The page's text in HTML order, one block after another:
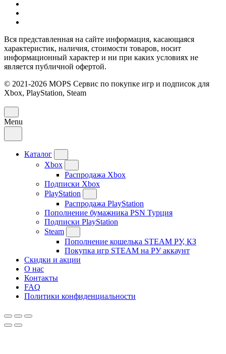
Вся представленная на сайте информация, касающаяся
характеристик, наличия, стоимости товаров, носит
информационный характер и ни при каких условиях не
является публичной офертой.
© 2021-2026 MOPS Сервис по покупке игр и подписок для
Xbox, PlayStation, Steam
Menu
Каталог
Xbox
Распродажа Xbox
Подписки Xbox
PlayStation
Распродажа PlayStation
Пополнение бумажника PSN Турция
Подписки PlayStation
Steam
Пополнение кошелька STEAM РУ, КЗ
Покупка игр STEAM на РУ аккаунт
Скидки и акции
О нас
Контакты
FAQ
Политики конфиденциальности